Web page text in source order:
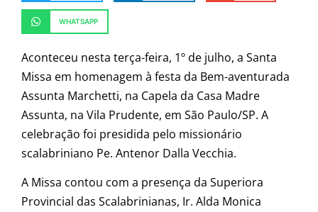
WHATSAPP
Aconteceu nesta terça-feira, 1º de julho, a Santa
Missa em homenagem à festa da Bem-aventurada
Assunta Marchetti, na Capela da Casa Madre
Assunta, na Vila Prudente, em São Paulo/SP. A
celebração foi presidida pelo missionário
scalabriniano Pe. Antenor Dalla Vecchia.
A Missa contou com a presença da Superiora
Provincial das Scalabrinianas, Ir. Alda Monica